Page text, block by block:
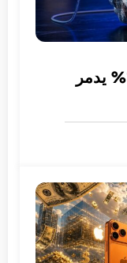
هل شحن الآي-فون إلى 100% يدمر